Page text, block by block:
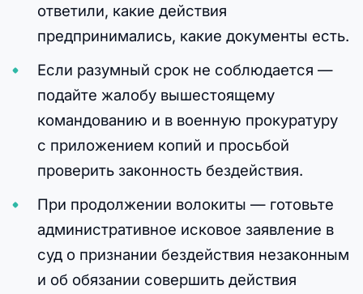
ответили, какие действия
предпринимались, какие документы есть.
Если разумный срок не соблюдается —
подайте жалобу вышестоящему
командованию и в военную прокуратуру
с приложением копий и просьбой
проверить законность бездействия.
При продолжении волокиты — готовьте
административное исковое заявление в
суд о признании бездействия незаконным
и об обязании совершить действия